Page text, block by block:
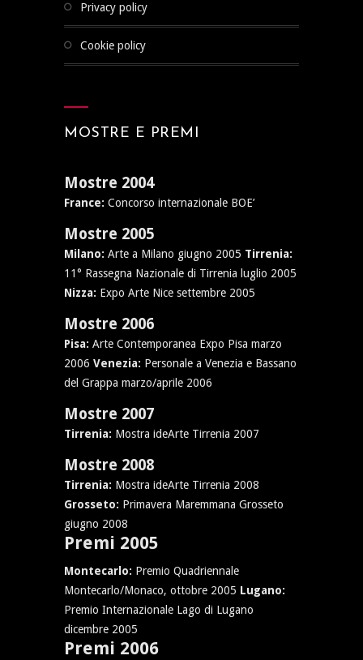
privacy policy
cookie policy
MOSTRE E PREMI
Mostre 2004
France: Concorso internazionale BOE’
Mostre 2005
Milano: Arte a Milano giugno 2005 Tirrenia:
11° Rassegna Nazionale di Tirrenia luglio 2005
Nizza: Expo Arte Nice settembre 2005
Mostre 2006
Pisa: Arte Contemporanea Expo Pisa marzo
2006 Venezia: Personale a Venezia e Bassano
del Grappa marzo/aprile 2006
Mostre 2007
Tirrenia: Mostra ideArte Tirrenia 2007
Mostre 2008
Tirrenia: Mostra ideArte Tirrenia 2008
Grosseto: Primavera Maremmana Grosseto
giugno 2008
Premi 2005
Montecarlo: Premio Quadriennale
Montecarlo/Monaco, ottobre 2005 Lugano:
Premio Internazionale Lago di Lugano
dicembre 2005
Premi 2006